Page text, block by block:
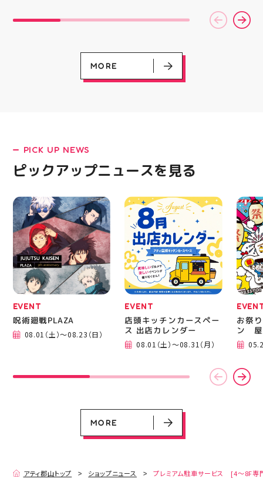
LATEST!
呪術廻戦PLAZA
店頭キッチンカースペース 出店カ
お祭りBBQビアガーデン 屋上で好
ヨドバシカメラ 平日限定1時間駐
プレミアム駐車サービス [4～8F
MORE
をカ
方や
かけ
ーポ
ース
MORE
PICK UP NEWS
ピックアップニュースを見る
EVENT
呪術廻戦PLAZA
08.01（土）～08.23（日）
EVENT
店頭キッチンカースペー
ス 出店カレンダー
08.01（土）～08.31（月）
お祭
ン 屋
MORE
アティ郡山トップ ショップニュース プレミアム駐車サービス [4～8F専